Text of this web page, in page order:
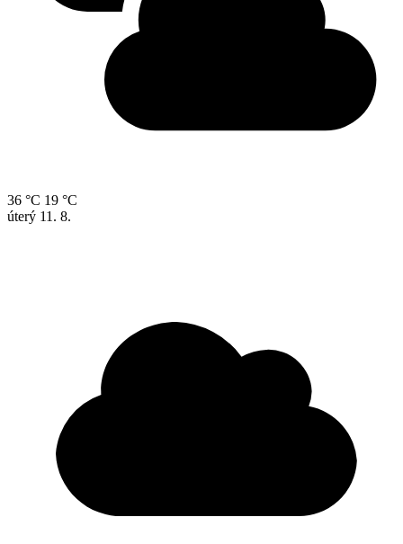
36 °C 19 °C
úterý 11. 8.